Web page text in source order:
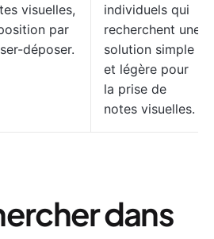
visuelles,
par
déposer.
individuels qui
recherchent une
solution simple
et légère pour
la prise de
notes visuelles.
dans